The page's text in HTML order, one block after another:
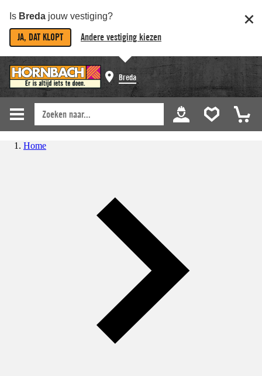
Is Breda jouw vestiging?
JA, DAT KLOPT Andere vestiging kiezen
Breda
Home